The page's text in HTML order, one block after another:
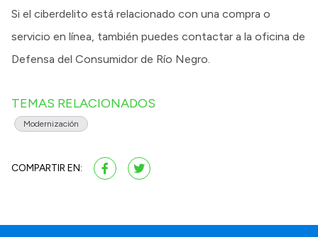
Si el ciberdelito está relacionado con una compra o
servicio en línea, también puedes contactar a la oficina de
Defensa del Consumidor de Río Negro.
TEMAS RELACIONADOS
Modernización
COMPARTIR EN: